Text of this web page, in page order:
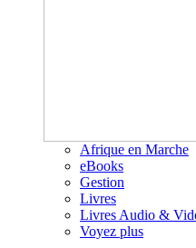
Afrique en Marche
eBooks
Gestion
Livres
Livres Audio &
Voyez plus